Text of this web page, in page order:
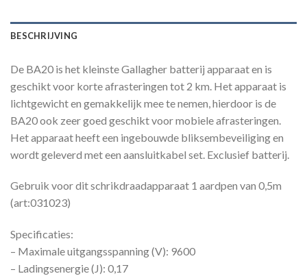
BESCHRIJVING
De BA20 is het kleinste Gallagher batterij apparaat en is
geschikt voor korte afrasteringen tot 2 km. Het apparaat is
lichtgewicht en gemakkelijk mee te nemen, hierdoor is de
BA20 ook zeer goed geschikt voor mobiele afrasteringen.
Het apparaat heeft een ingebouwde bliksembeveiliging en
wordt geleverd met een aansluitkabel set. Exclusief batterij.
Gebruik voor dit schrikdraadapparaat 1 aardpen van 0,5m
(art:031023)
Specificaties:
– Maximale uitgangsspanning (V): 9600
– Ladingsenergie (J): 0,17